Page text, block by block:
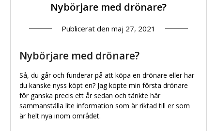
Nybörjare med drönare?
Publicerat den maj 27, 2021
Nybörjare med drönare?
Så, du går och funderar på att köpa en drönare eller har
du kanske nyss köpt en? Jag köpte min första drönare
för ganska precis ett år sedan och tänkte här
sammanställa lite information som är riktad till er som
är helt nya inom området.